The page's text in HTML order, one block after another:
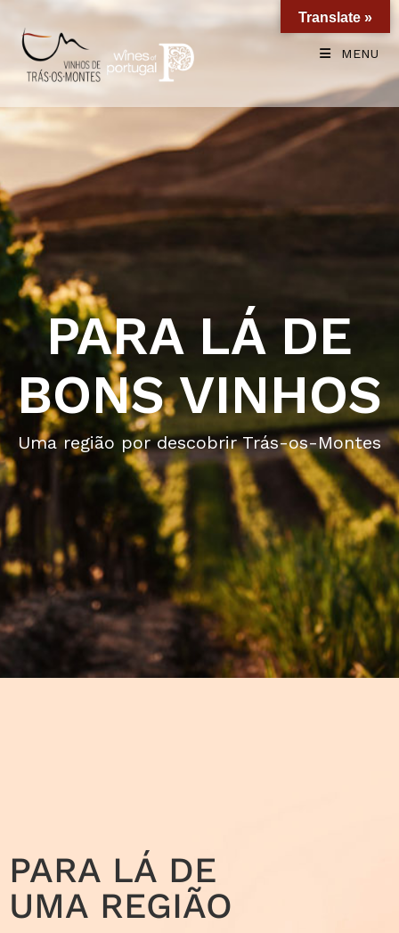
MENU
PARA LÁ DE
BONS VINHOS
Uma região por descobrir Trás-os-Montes
PARA LÁ DE
UMA REGIÃO
Translate »